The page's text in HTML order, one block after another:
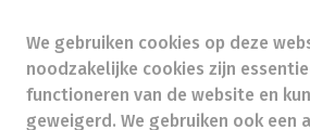
Beroepstitel: Apotheker
Beroepsvereniging: Algemene
We gebruiken cookies op deze
noodzakelijke cookies zijn
functioneren van de website en
geweigerd. We gebruiken ook een